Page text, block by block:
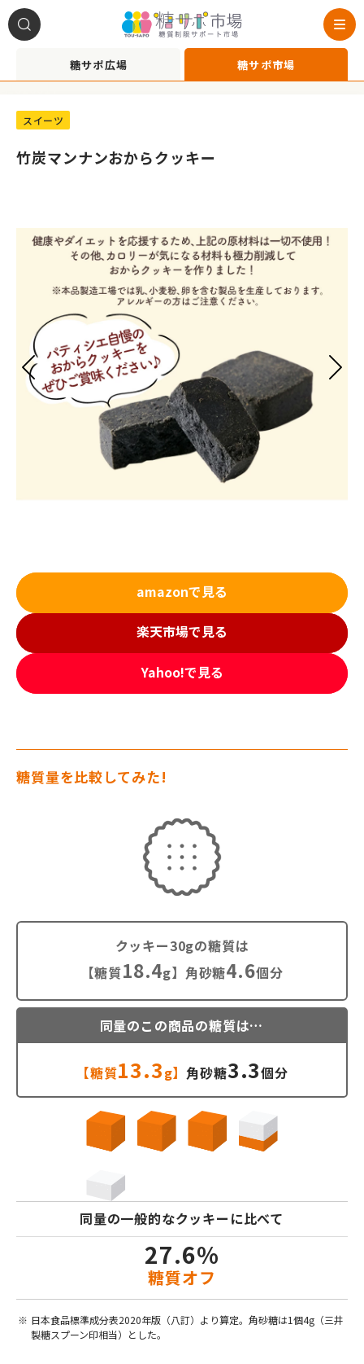
糖サポ広場 糖サポ市場
A1020017
スイーツ
竹炭マンナンおからクッキー
amazonで見る
楽天市場で見る
Yahoo!で見る
糖質量を比較してみた!
クッキー30gの糖質は
【糖質18.4g】角砂糖4.6個分
同量のこの商品の糖質は…
【糖質13.3g】 角砂糖3.3個分
同量の一般的なクッキーに比べて
27.6%
糖質オフ
日本食品標準成分表2020年版（八訂）より算定。角砂糖は1個4g（三井
製糖スプーン印相当）とした。